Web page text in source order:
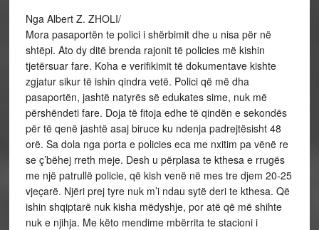
Nga Albert Z. ZHOLI/
Mora pasaportën te polici i shërbimit dhe u nisa për në
shtëpi. Ato dy ditë brenda rajonit të policies më kishin
tjetërsuar fare. Koha e verifikimit të dokumentave kishte
zgjatur sikur të ishin qindra vetë. Polici që më dha
pasaportën, jashtë natyrës së edukates sime, nuk më
përshëndeti fare. Doja të fitoja edhe të qindën e sekondës
për të qenë jashtë asaj biruce ku ndenja padrejtësisht 48
orë. Sa dola nga porta e policies eca me nxitim pa vënë re
se ç’bëhej rreth meje. Desh u përplasa te kthesa e rrugës
me një patrullë policie, që kish venë në mes tre djem 20-25
vjeçarë. Njëri prej tyre nuk m’i ndau sytë deri te kthesa. Që
ishin shqiptarë nuk kisha mëdyshje, por atë që më shihte
nuk e njihja. Me këto mendime mbërrita te stacioni i